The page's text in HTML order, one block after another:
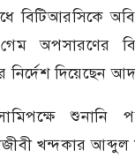
বিটিআরসিকে
অপসারণের
নির্দেশ দিয়েছেন
শুনানি
খন্দকার আব্দুল